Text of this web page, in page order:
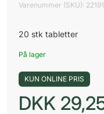
Varenummer (SKU):
20 stk tabletter
På lager
KUN ONLINE PRIS
DKK